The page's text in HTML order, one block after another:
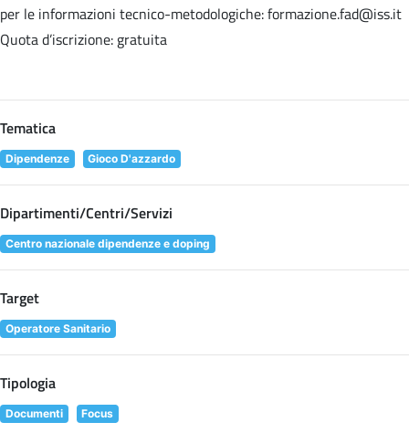
per le informazioni tecnico-metodologiche: formazione.fad@iss.it
Quota d’iscrizione: gratuita
Tematica
Dipendenze Gioco D'azzardo
Dipartimenti/Centri/Servizi
Centro nazionale dipendenze e doping
Target
Operatore Sanitario
Tipologia
Documenti Focus